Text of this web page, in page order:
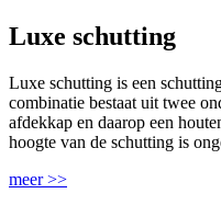
Luxe schutting
Luxe schutting is een
combinatie bestaat uit twee
afdekkap en daarop een
hoogte van de schutting is
meer >>